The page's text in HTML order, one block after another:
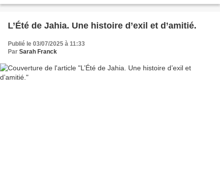
L’Été de Jahia. Une histoire d’exil et d’amitié.
Publié le 03/07/2025 à 11:33
Par Sarah Franck